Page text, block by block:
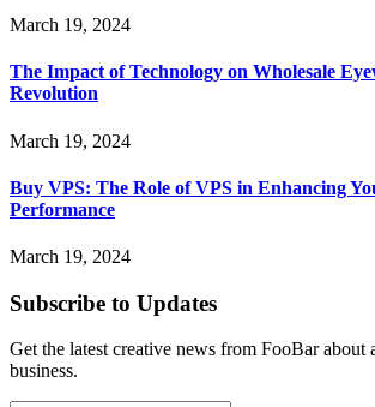
March 19, 2024
The Impact of Technology on Wholesale
Revolution
March 19, 2024
Buy VPS: The Role of VPS in Enhancing
Performance
March 19, 2024
Subscribe to Updates
Get the latest creative news from FooBar about
business.